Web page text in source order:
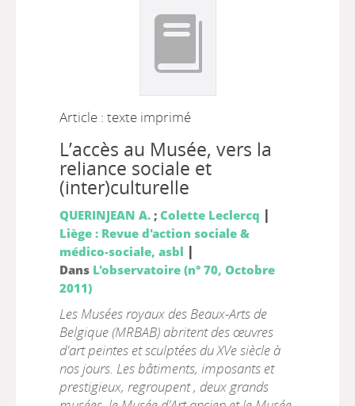
Article : texte imprimé
L’accès au Musée, vers la
reliance sociale et
(inter)culturelle
QUERINJEAN A.; Colette Leclercq |
Liège : Revue d'action sociale &
médico-sociale, asbl |
Dans L'observatoire (n° 70, Octobre
2011)
Les Musées royaux des Beaux-Arts de
Belgique (MRBAB) abritent des œuvres
d'art peintes et sculptées du XVe siècle à
nos jours. Les bâtiments, imposants et
prestigieux, regroupent , deux grands